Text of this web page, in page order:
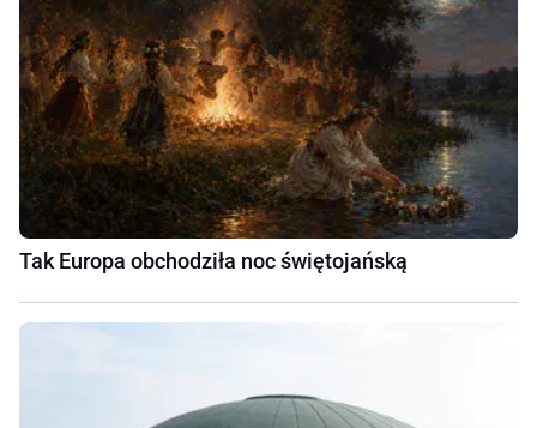
Tak Europa obchodziła noc świętojańską